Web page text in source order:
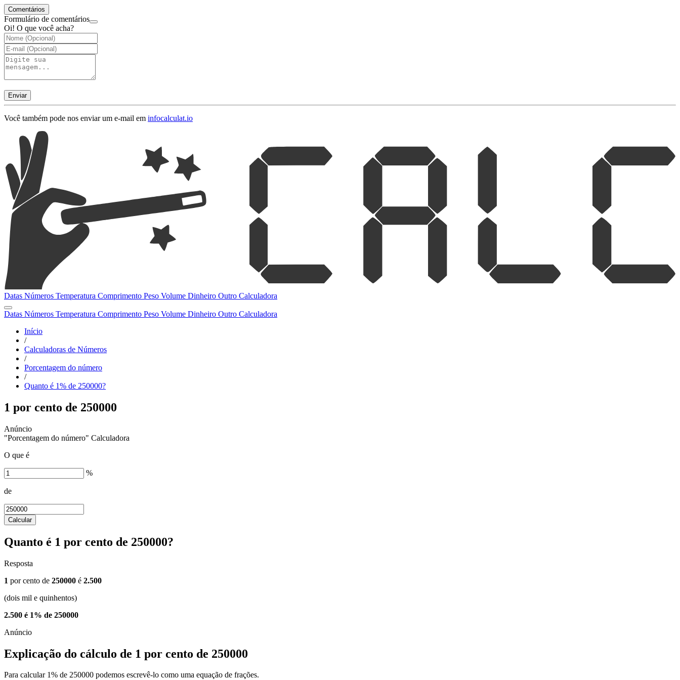
Comentários
Formulário de comentários
Oi! O que você acha?
Enviar
Você também pode nos enviar um e-mail em infocalculat.io
Datas Números Temperatura Comprimento Peso Volume Dinheiro Outro Calculadora
Datas Números Temperatura Comprimento Peso Volume Dinheiro Outro Calculadora
Início
/
Calculadoras de Números
/
Porcentagem do número
/
Quanto é 1% de 250000?
1 por cento de 250000
"Porcentagem do número" Calculadora
O que é
%
de
Calcular
Quanto é 1 por cento de 250000?
Resposta
1 por cento de 250000 é 2.500
(dois mil e quinhentos)
2.500 é 1% de 250000
Explicação do cálculo de 1 por cento de 250000
Para calcular 1% de 250000 podemos escrevê-lo como uma equação de frações.